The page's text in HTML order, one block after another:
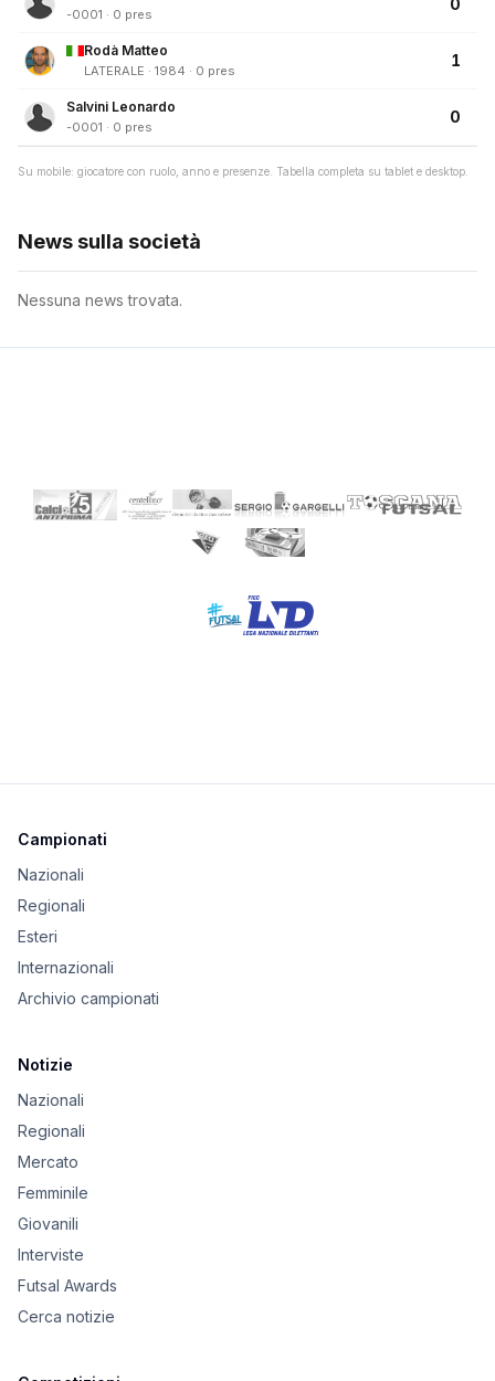
-0001 · 0 pres
0
Rodà Matteo
LATERALE · 1984 · 0 pres
1
Salvini Leonardo
-0001 · 0 pres
0
Su mobile: giocatore con ruolo, anno e presenze. Tabella completa su tablet e desktop.
News sulla società
Nessuna news trovata.
Campionati
Nazionali
Regionali
Esteri
Internazionali
Archivio campionati
Notizie
Nazionali
Regionali
Mercato
Femminile
Giovanili
Interviste
Futsal Awards
Cerca notizie